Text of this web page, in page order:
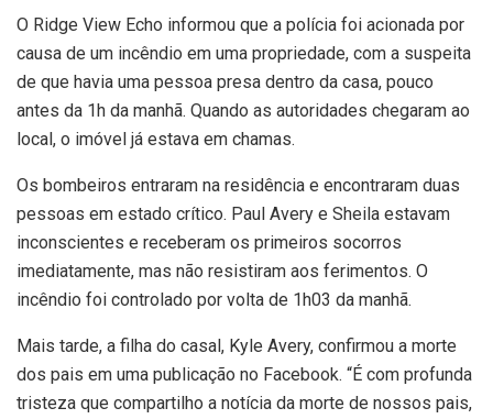
O Ridge View Echo informou que a polícia foi acionada por
causa de um incêndio em uma propriedade, com a suspeita
de que havia uma pessoa presa dentro da casa, pouco
antes da 1h da manhã. Quando as autoridades chegaram ao
local, o imóvel já estava em chamas.
Os bombeiros entraram na residência e encontraram duas
pessoas em estado crítico. Paul Avery e Sheila estavam
inconscientes e receberam os primeiros socorros
imediatamente, mas não resistiram aos ferimentos. O
incêndio foi controlado por volta de 1h03 da manhã.
Mais tarde, a filha do casal, Kyle Avery, confirmou a morte
dos pais em uma publicação no Facebook. “É com profunda
tristeza que compartilho a notícia da morte de nossos pais,